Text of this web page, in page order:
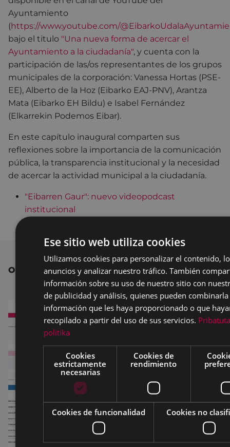
Ayuntamiento
(https://www.youtube.com/
bajo el titulo "Una nueva forma de acercar el
Ayuntamiento a la ciudadanía", y cuenta con la
participación de las/os representantes de los grupos
municipales de la corporación: Vanessa Hortas (PSE-
EE), Alberto de la Hoz (Eibarko EAJ-PNV), Arantza
Mata (Eibarko EH Bildu) e Isabel Fernández
(Elkarrekin Podemos Eibar).
En este capítulo inaugural comparten sus
reflexiones sobre la importancia de la comunicación
pública, la transparencia institucional y la necesidad
de acercar la actividad municipal a la ciudadanía.
"Eibarren Gaur": nuevo videopodcast
institucional
OTRAS NOTICIAS
Ese sitio web utiliza cookies
Utilizamos cookies para personalizar el contenido,
anuncios y analizar nuestro tráfico. También
información sobre su uso de nuestro sitio con
de publicidad y análisis, quienes pueden
información que les haya proporcionado o que
recopilado a partir del uso de sus servicios.
politika
Cookies
estrictamente
necesarias
Cookies de
rendimiento
Cookies de funcionalidad Cookies no